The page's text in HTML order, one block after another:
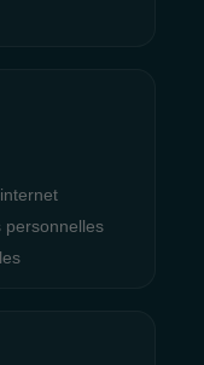
personnelles